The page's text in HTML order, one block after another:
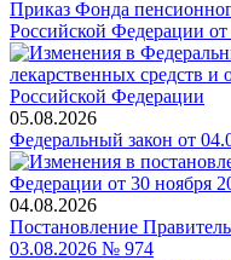
Приказ Фонда
Российской Федерации
05.08.2026
Федеральный закон от
04.08.2026
Постановление
03.08.2026 № 974